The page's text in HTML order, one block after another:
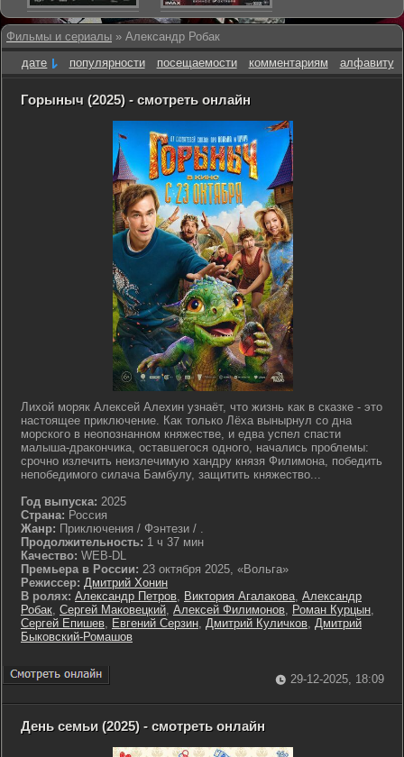
Фильмы и сериалы » Александр Робак
дате
популярности посещаемости комментариям алфавиту
Горыныч (2025) - смотреть онлайн
Лихой моряк Алексей Алехин узнаёт, что жизнь как в сказке - это
настоящее приключение. Как только Лёха вынырнул со дна
морского в неопознанном княжестве, и едва успел спасти
малыша-дракончика, оставшегося одного, начались проблемы:
срочно излечить неизлечимую хандру князя Филимона, победить
непобедимого силача Бамбулу, защитить княжество...
Год выпуска: 2025
Страна: Россия
Жанр: Приключения / Фэнтези / .
Продолжительность: 1 ч 37 мин
Качество: WEB-DL
Премьера в России: 23 октября 2025, «Вольга»
Режиссер: Дмитрий Хонин
В ролях: Александр Петров, Виктория Агалакова, Александр
Робак, Сергей Маковецкий, Алексей Филимонов, Роман Курцын,
Сергей Епишев, Евгений Серзин, Дмитрий Куличков, Дмитрий
Быковский-Ромашов
29-12-2025, 18:09
День семьи (2025) - смотреть онлайн